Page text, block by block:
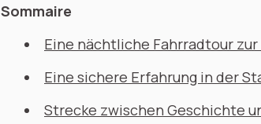
Sommaire
Eine nächtliche Fahrradtour
Eine sichere Erfahrung in der
Strecke zwischen Geschichte